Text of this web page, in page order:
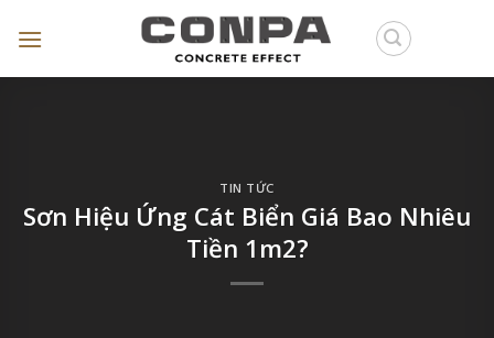
TIN TỨC
Sơn Hiệu Ứng Cát Biển Giá Bao Nhiêu
Tiền 1m2?